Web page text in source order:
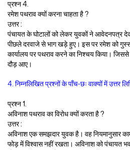
प्रश्न 4.
रमेश पथराव क्यों करना चाहता है ?
उत्तर :
पंचायत के घोटालों को लेकर युवकों ने आवेदनपत्र देकर
पीछले दरवाजे से भाग खड़े हुए। इस पर रमेश को
कार्यालय पर पथराव करने का निश्चय किया। जिससे
दौड़ आए।
4. निम्नलिखित प्रश्नों के पाँच-छः वाक्यों में उत्तर
प्रश्न 1.
अविनाश पथराव का विरोध क्यों करता है ?
उत्तर :
अविनाश एक समझदार युवक है। वह नियमानुसार
फोड़ में विश्वास नहीं रखता। अविनाश को पंचायत